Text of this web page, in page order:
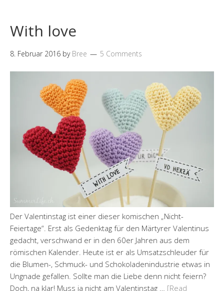
With love
8. Februar 2016 by Bree 5 Comments
Der Valentinstag ist einer dieser komischen „Nicht-
Feiertage“. Erst als Gedenktag für den Märtyrer Valentinus
gedacht, verschwand er in den 60er Jahren aus dem
römischen Kalender. Heute ist er als Umsatzschleuder für
die Blumen-, Schmuck- und Schokoladenindustrie etwas in
Ungnade gefallen. Sollte man die Liebe denn nicht feiern?
Doch, na klar! Muss ja nicht am Valentinstag … [Read